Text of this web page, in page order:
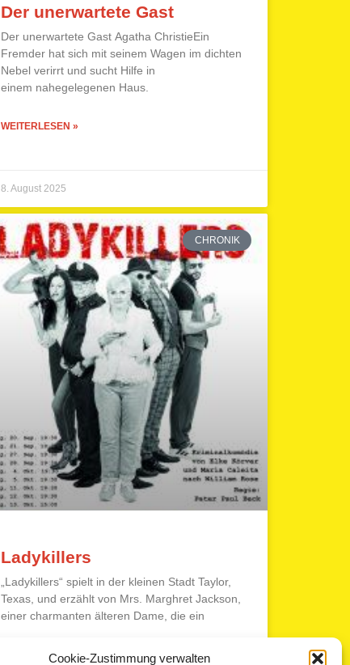
Cookie-Zustimmung verwalten
Der unerwartete Gast
Der unerwartete Gast Agatha ChristieEin
Fremder hat sich mit seinem Wagen im dichten
Nebel verirrt und sucht Hilfe in
einem nahegelegenen Haus.
WEITERLESEN »
8. August 2025
CHRONIK
Ladykillers
„Ladykillers“ spielt in der kleinen Stadt Taylor,
Texas, und erzählt von Mrs. Marghret Jackson,
einer charmanten älteren Dame, die ein
WEITERLESEN »